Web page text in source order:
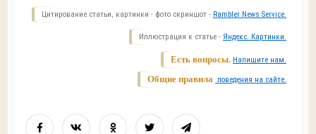
Цитирование статьи, картинки - фото скриншот - Rambler News Service.
Иллюстрация к статье - Яндекс. Картинки.
Есть вопросы. Напишите нам.
Общие правила поведения на сайте.